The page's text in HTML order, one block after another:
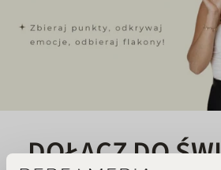
DOŁĄCZ DO